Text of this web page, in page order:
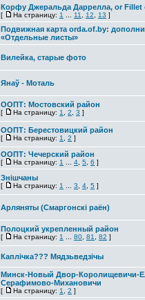
Корфу Джеральда Даррелла, or Fillet
[ На страницу: 1 11 12 13 ]
Подвижная карта orda.of.by:
«Отдельные листы»
Вилейка, старые фото
Янаў - Моталь
ООПТ: Мостовский район
[ На страницу: 1 2 3 ]
ООПТ: Берестовицкий район
[ На страницу: 1 2 ]
ООПТ: Чечерский район
[ На страницу: 1 4 5 6 ]
Знішчаны
[ На страницу: 1 3 4 5 ]
Арляняты (Смаргонскi раён)
Полоцкий укрепленный район
[ На страницу: 1 80 81 82 ]
Каплічка??? Мядзьведзічы
Минск-Новый Двор-Королищевичи-
Серафимово-Михановичи
[ На страницу: 1 2 ]